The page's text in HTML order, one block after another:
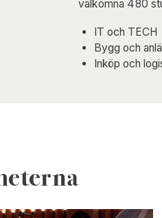
välkomna 480
IT och TECH
Bygg och
Inköp och